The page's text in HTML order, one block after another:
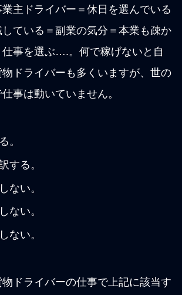
主ドライバー＝休日を選んでいる
している＝副業の気分＝本業も疎か
仕事を選ぶ….。何で稼げないと自
ドライバーも多くいますが、世の
事は動いていません。
。
する。
ない。
ない。
ない。
ドライバーの仕事で上記に該当す